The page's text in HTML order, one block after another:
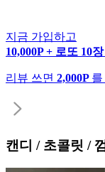
지금 가입하고
10,000P + 로또 10장
리뷰 쓰면 2,000P
캔디 / 초콜릿 / 껌